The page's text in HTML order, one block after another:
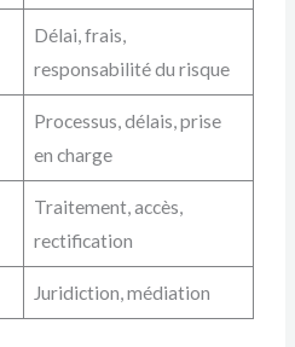
Délai, frais,
responsabilité du risque
Processus, délais, prise
en charge
Traitement, accès,
rectification
Juridiction, médiation